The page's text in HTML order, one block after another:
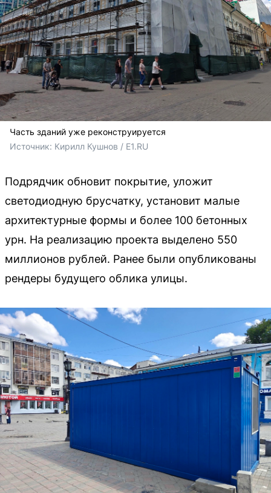
Часть зданий уже реконструируется
Источник: Кирилл Кушнов / E1.RU
Подрядчик обновит покрытие, уложит
светодиодную брусчатку, установит малые
архитектурные формы и более 100 бетонных
урн. На реализацию проекта выделено 550
миллионов рублей. Ранее были опубликованы
рендеры будущего облика улицы.